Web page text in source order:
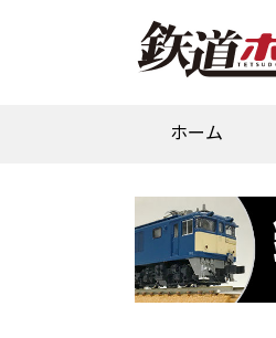
ホーム